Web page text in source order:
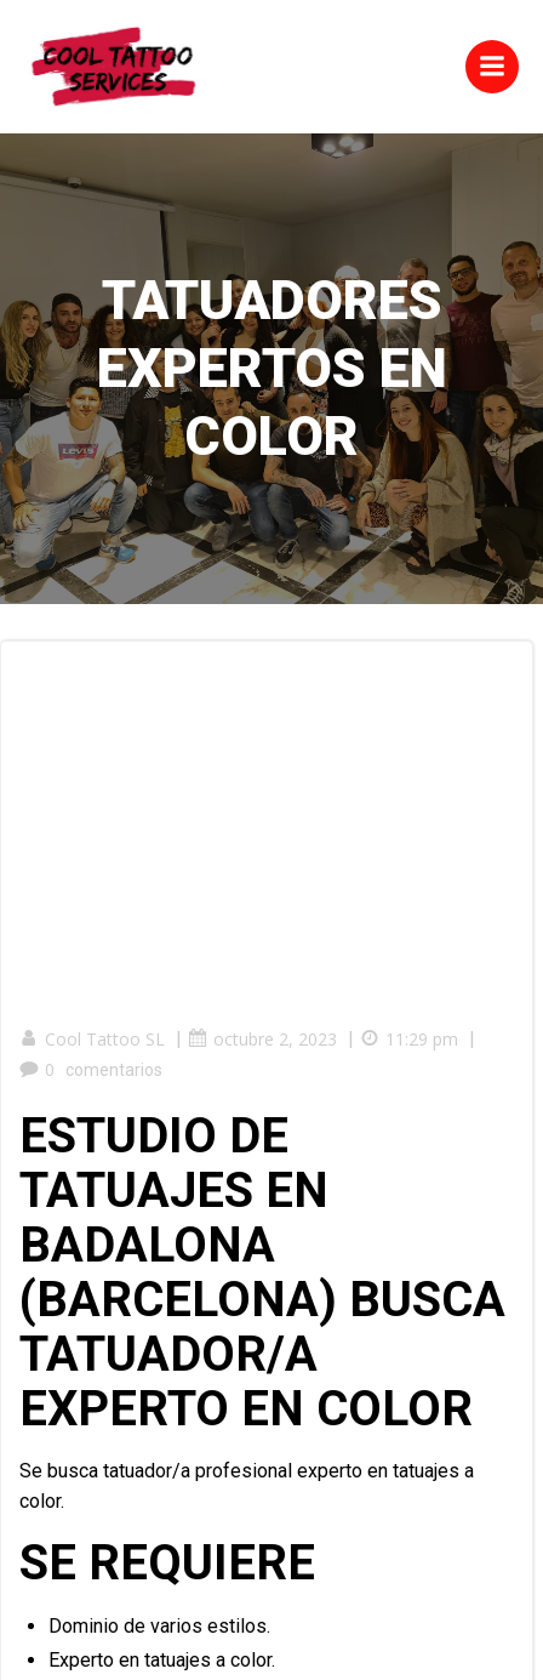
TATUADORES
EXPERTOS EN
COLOR
Cool Tattoo SL | octubre 2, 2023 | 11:29 pm
|
0
comentarios
ESTUDIO DE
TATUAJES EN
BADALONA
(BARCELONA) BUSCA
TATUADOR/A
EXPERTO EN COLOR
Se busca tatuador/a profesional experto en tatuajes a
color.
SE REQUIERE
Dominio de varios estilos.
Experto en tatuajes a color.